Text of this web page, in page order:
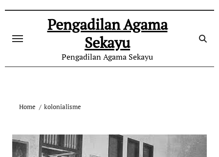
content
Pengadilan Agama
Sekayu
Pengadilan Agama Sekayu
Home kolonialisme